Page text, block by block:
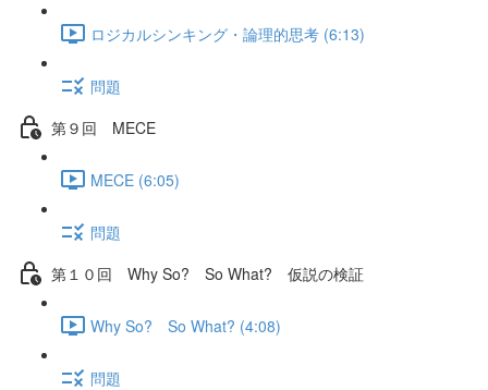
ロジカルシンキング・論理的思考 (6:13)
問題
第９回 MECE
MECE (6:05)
問題
第１０回 Why So? So What? 仮説の検証
Why So? So What? (4:08)
問題